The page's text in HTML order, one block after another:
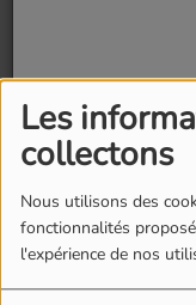
Les
collectons
Nous utilisons des
fonctionnalités
l'expérience de nos
24 février 2026 -
Pour sauver son